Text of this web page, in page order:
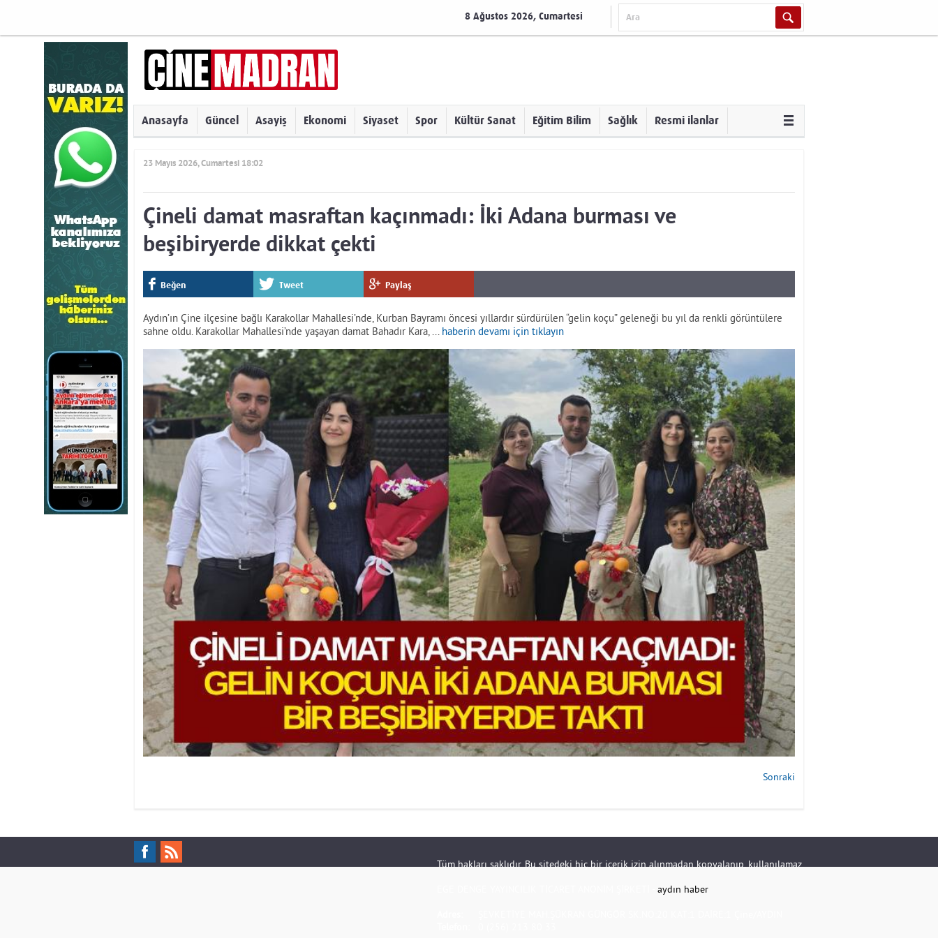
8 Ağustos 2026, Cumartesi
Anasayfa Güncel Asayiş Ekonomi Siyaset Spor Kültür Sanat Eğitim Bilim Sağlık Resmi ilanlar
23 Mayıs 2026, Cumartesi 18:02
Çineli damat masraftan kaçınmadı: İki Adana burması ve
beşibiryerde dikkat çekti
Beğen Tweet Paylaş
Aydın’ın Çine ilçesine bağlı Karakollar Mahallesi’nde, Kurban Bayramı öncesi yıllardır sürdürülen “gelin koçu” geleneği bu yıl da renkli görüntülere
sahne oldu. Karakollar Mahallesi’nde yaşayan damat Bahadır Kara, ... haberin devamı için tıklayın
Sonraki
Tüm hakları saklıdır. Bu sitedeki hiç bir içerik izin alınmadan kopyalanıp, kullanılamaz.
aydın haber